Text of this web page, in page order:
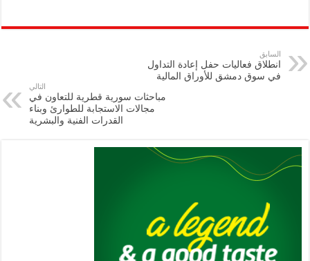
p
y
Li
eb
k
tt
nt
at
A
p
p
gr
ai
ar
السابق
انطلاق فعاليات حفل إعادة التداول
في سوق دمشق للأوراق المالية
التالي
مباحثات سورية قطرية للتعاون في
مجالات الاستجابة للطوارئ وبناء
القدرات الفنية والبشرية